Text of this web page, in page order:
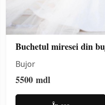
Buchetul miresei din
Bujor
5500 mdl